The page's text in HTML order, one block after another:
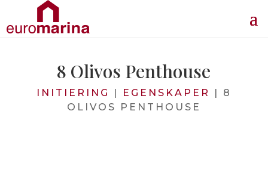
8 Olivos Penthouse
INITIERING | EGENSKAPER | 8
OLIVOS PENTHOUSE